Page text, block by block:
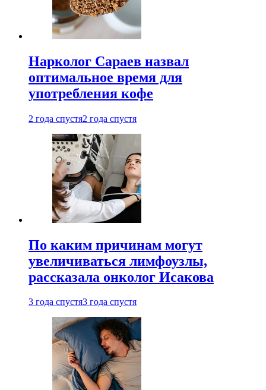
Нарколог Сараев назвал
оптимальное время для
употребления кофе
2 года спустя2 года спустя
По каким причинам могут
увеличиваться лимфоузлы,
рассказала онколог Исакова
3 года спустя3 года спустя